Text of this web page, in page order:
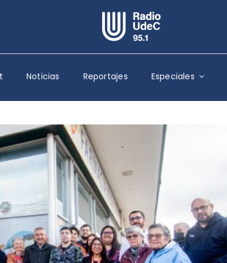
Escuchar Radio UdeC en vivo
Quiénes Somos
Programación
Podcast
Noticias
Reportajes
Columnas
Música Clásica
Especiales
Noticias Reportajes Especiales